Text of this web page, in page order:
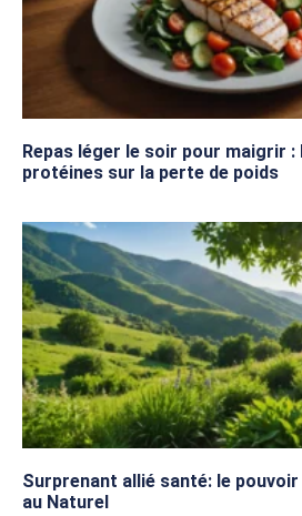
Repas léger le soir pour maigrir :
protéines sur la perte de poids
Surprenant allié santé: le
au Naturel